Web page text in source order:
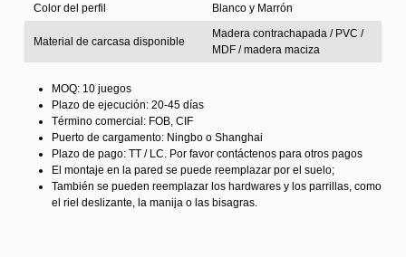
Color del perfil
Blanco y Marrón
Material de carcasa disponible
Madera contrachapada / PVC /
MDF / madera maciza
MOQ: 10 juegos
Plazo de ejecución: 20-45 días
Término comercial: FOB, CIF
Puerto de cargamento: Ningbo o Shanghai
Plazo de pago: TT / LC. Por favor contáctenos para otros pagos
El montaje en la pared se puede reemplazar por el suelo;
También se pueden reemplazar los hardwares y los parrillas, como
el riel deslizante, la manija o las bisagras.